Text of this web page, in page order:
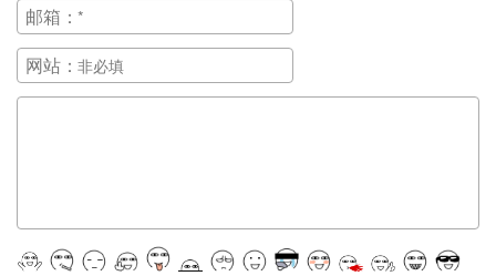
邮箱：
网站：